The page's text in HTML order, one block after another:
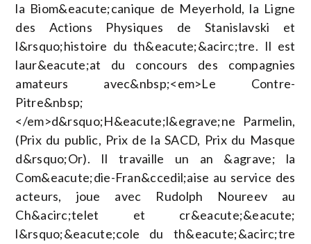
la Biom&eacute;canique de Meyerhold, la Ligne
des Actions Physiques de Stanislavski et
l&rsquo;histoire du th&eacute;&acirc;tre. Il est
laur&eacute;at du concours des compagnies
amateurs avec&nbsp;<em>Le Contre-
Pitre&nbsp;
</em>d&rsquo;H&eacute;l&egrave;ne Parmelin,
(Prix du public, Prix de la SACD, Prix du Masque
d&rsquo;Or). Il travaille un an &agrave; la
Com&eacute;die-Fran&ccedil;aise au service des
acteurs, joue avec Rudolph Noureev au
Ch&acirc;telet et cr&eacute;&eacute;
l&rsquo;&eacute;cole du th&eacute;&acirc;tre